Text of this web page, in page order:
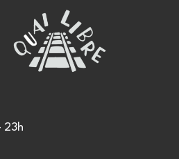
23h